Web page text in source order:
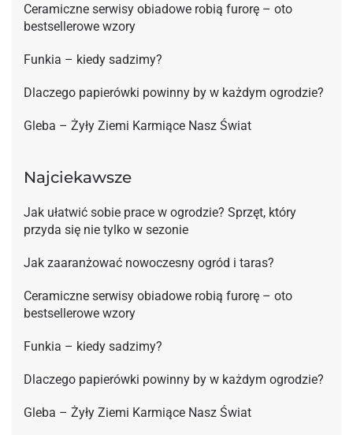
Ceramiczne serwisy obiadowe robią furorę – oto
bestsellerowe wzory
Funkia – kiedy sadzimy?
Dlaczego papierówki powinny by w każdym ogrodzie?
Gleba – Żyły Ziemi Karmiące Nasz Świat
Najciekawsze
Jak ułatwić sobie prace w ogrodzie? Sprzęt, który
przyda się nie tylko w sezonie
Jak zaaranżować nowoczesny ogród i taras?
Ceramiczne serwisy obiadowe robią furorę – oto
bestsellerowe wzory
Funkia – kiedy sadzimy?
Dlaczego papierówki powinny by w każdym ogrodzie?
Gleba – Żyły Ziemi Karmiące Nasz Świat